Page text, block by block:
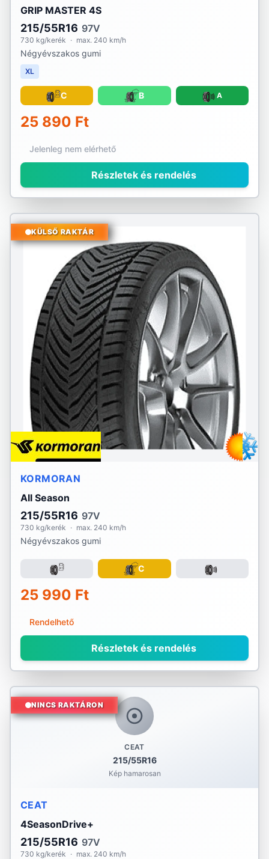
GRIP MASTER 4S
215/55R16 97V
730 kg/kerék · max. 240 km/h
Négyévszakos gumi
XL
C B A
25 890 Ft
Jelenleg nem elérhető
Részletek és rendelés
KÜLSŐ RAKTÁR
KORMORAN
All Season
215/55R16 97V
730 kg/kerék · max. 240 km/h
Négyévszakos gumi
C
25 990 Ft
Rendelhető
Részletek és rendelés
CEAT
215/55R16
Kép hamarosan
NINCS RAKTÁRON
CEAT
4SeasonDrive+
215/55R16 97V
730 kg/kerék · max. 240 km/h